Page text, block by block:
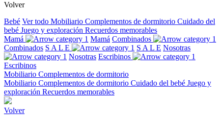
Volver
Bebé Ver todo Mobiliario Complementos de dormitorio Cuidado del
bebé Juego y exploración Recuerdos memorables
Mamá
Mamá Combinados
Combinados S A L E S A L E Nosotras
Nosotras Escribinos
Escribinos
Mobiliario Complementos de dormitorio
Mobiliario Complementos de dormitorio Cuidado del bebé Juego y
exploración Recuerdos memorables
Volver